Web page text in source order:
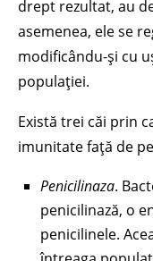
drept rezultat, au
asemenea, ele se
modificându-și cu
populației.
Există trei căi prin
imunitate față de
Penicilinaza.
penicilinază, o
penicilinele.